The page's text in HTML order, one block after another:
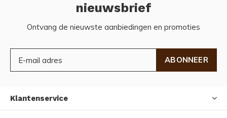
nieuwsbrief
Ontvang de nieuwste aanbiedingen en promoties
ABONNEER
Klantenservice